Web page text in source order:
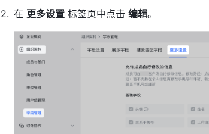
在 更多设置 标签页中点击 编辑。